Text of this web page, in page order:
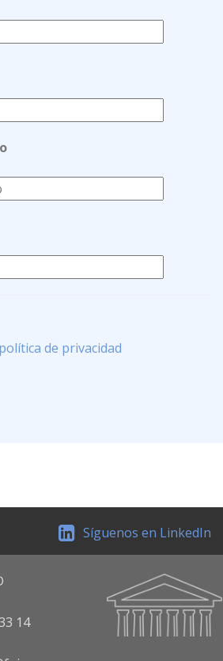
política de privacidad
Síguenos en LinkedIn
14